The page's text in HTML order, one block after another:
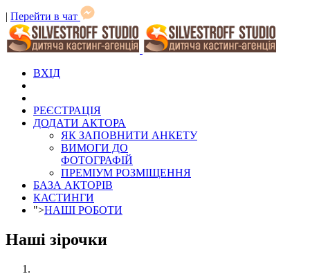
| Перейти в чат
ВХІД
РЕЄСТРАЦІЯ
ДОДАТИ АКТОРА
ЯК ЗАПОВНИТИ АНКЕТУ
ВИМОГИ ДО
ФОТОГРАФІЙ
ПРЕМІУМ РОЗМІЩЕННЯ
БАЗА АКТОРІВ
КАСТИНГИ
">НАШІ РОБОТИ
Наші зірочки